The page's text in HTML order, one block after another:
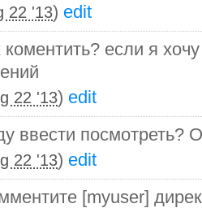
22 '13) edit
коментить? если я
22 '13) edit
ввести посмотреть?
22 '13) edit
[myuser]